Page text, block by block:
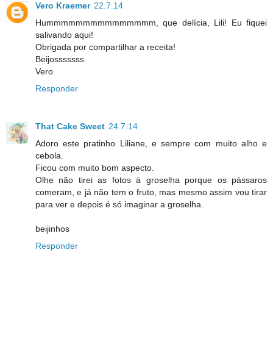
Vero Kraemer 22.7.14
Hummmmmmmmmmmmmmm, que delícia, Lili! Eu fiquei
salivando aqui!
Obrigada por compartilhar a receita!
Beijosssssss
Vero
Responder
That Cake Sweet 24.7.14
Adoro este pratinho Liliane, e sempre com muito alho e
cebola.
Ficou com muito bom aspecto.
Olhe não tirei as fotos à groselha porque os pássaros
comeram, e já não tem o fruto, mas mesmo assim vou tirar
para ver e depois é só imaginar a groselha.
beijinhos
Responder